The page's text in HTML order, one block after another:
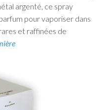
argenté, ce spray
pour vaporiser dans
et raffinées de